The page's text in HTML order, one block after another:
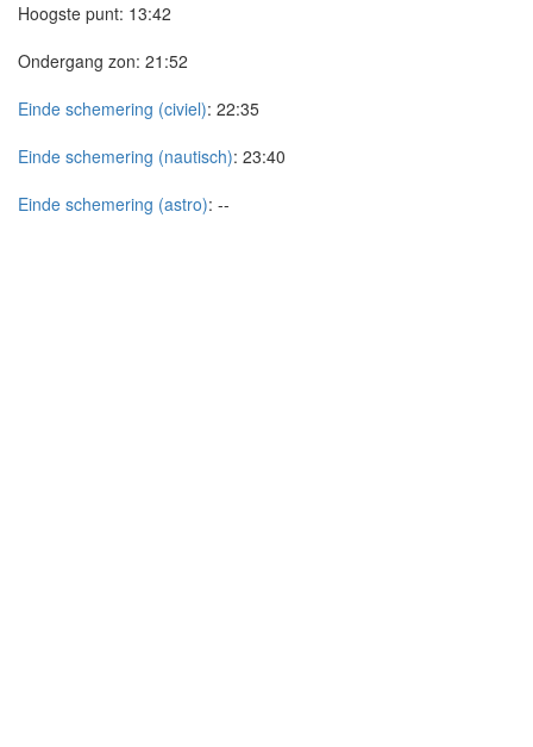
Hoogste punt: 13:42
Ondergang zon: 21:52
Einde schemering (civiel): 22:35
Einde schemering (nautisch): 23:40
Einde schemering (astro): --